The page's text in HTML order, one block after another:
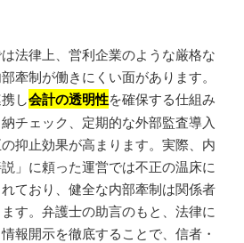
法律上、営利企業のような厳格な
牽制が働きにくい面があります。
し会計の透明性を確保する仕組み
チェック、定期的な外部監査導入
抑止効果が高まります。実際、内
」に頼った運営では不正の温床に
ており、健全な内部牽制は関係者
す。弁護士の助言のもと、法律に
報開示を徹底することで、信者・